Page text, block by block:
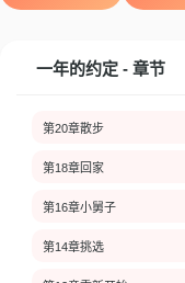
一年的约定 - 章节
第20章散步
第18章回家
第16章小舅子
第14章挑选